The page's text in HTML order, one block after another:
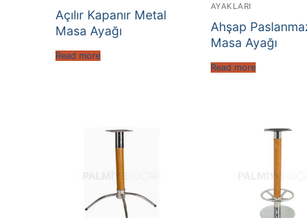
Açılır Kapanır Metal
Masa Ayağı
Read more
AYAKLARI
Ahşap
Masa Ayağı
Read more